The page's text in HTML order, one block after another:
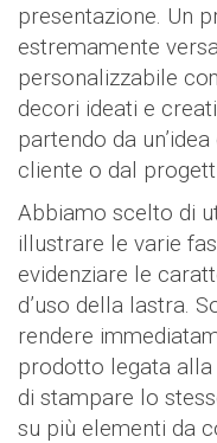
presentazione. Un
estremamente
personalizzabile
decori ideati e
partendo da
cliente o dal
Abbiamo scelto di
illustrare le varie
evidenziare le
d’uso della lastra.
rendere
prodotto legata
di stampare lo
su più elementi da